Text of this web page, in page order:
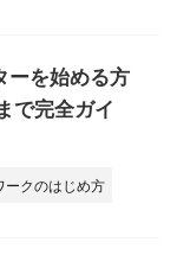
ーを始める方
で完全ガイ
ークのはじめ方